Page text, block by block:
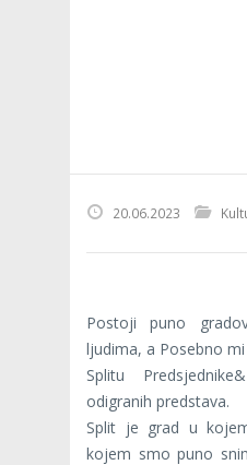
20.06.2023
Postoji puno
ljudima, a Posebno
Splitu
odigranih predstava.
Split je grad u
kojem smo puno